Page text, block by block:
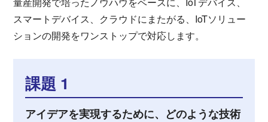
スマートデバイス、クラウドにまたがる、IoTソリュー
ションの開発をワンストップで対応します。
課題 1
アイデアを実現するために、どのような技術